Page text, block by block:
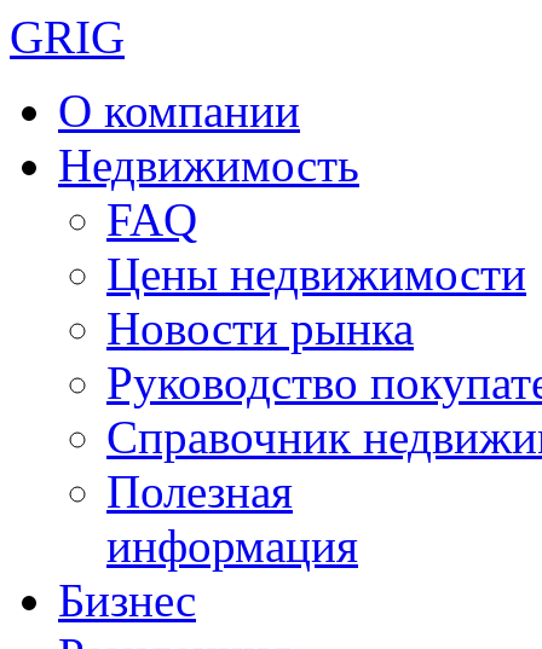
GRIG
О компании
Недвижимость
FAQ
Цены недвижимости
Новости рынка
Руководство
Справочник
Полезная
информация
Бизнес